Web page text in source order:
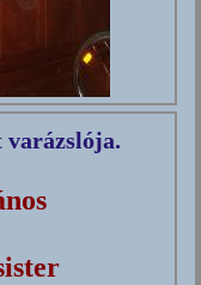
varázslója.